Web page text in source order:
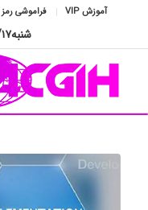
آموزش VIP فراموشی رمز
شنبه